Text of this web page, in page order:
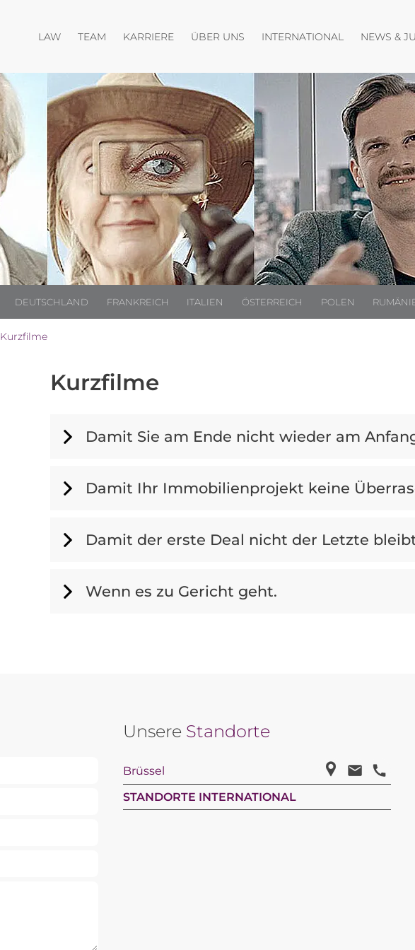
LAWMenü öffnen
TEAM KARRIEREMenü öffnen
ÜBER UNS Menü öffnen
INTERNATIONAL Menü öffnen
NEWS &
DEUTSCHLAND FRANKREICH ITALIEN ÖSTERREICH POLEN
Kurzfilme
Kurzfilme
Damit Sie am Ende nicht wieder am
Damit Ihr Immobilienprojekt keine
Damit der erste Deal nicht der Letzte
Wenn es zu Gericht geht.
Unsere Standorte
Brüssel
STANDORTE INTERNATIONAL